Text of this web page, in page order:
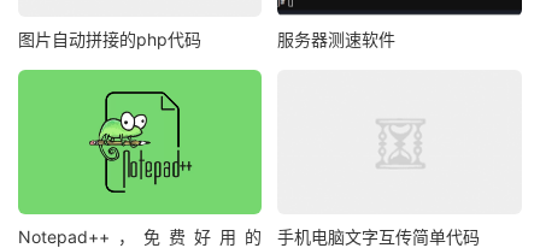
图片自动拼接的php代码 服务器测速软件
Notepad++，免费好用的
手机电脑文字互传简单代码